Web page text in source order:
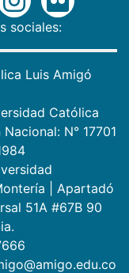
sociales:
Luis Amigó
Católica
N° 17701
Apartadó
51A #67B 90